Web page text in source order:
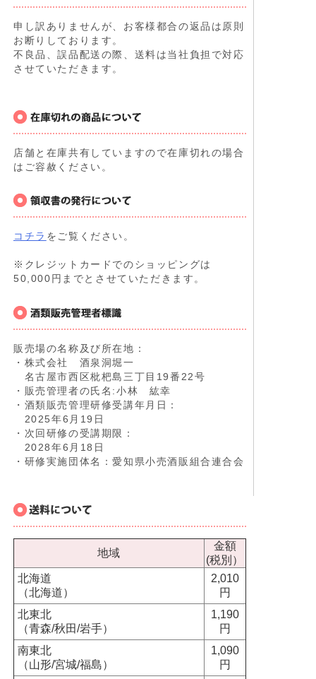
申し訳ありませんが、お客様都合の返品は原則
お断りしております。
不良品、誤品配送の際、送料は当社負担で対応
させていただきます。
店舗と在庫共有していますので在庫切れの場合
はご容赦ください。
コチラ をご覧ください。
※クレジットカードでのショッピングは
50,000円までとさせていただきます。
販売場の名称及び所在地：
・株式会社 酒泉洞堀一
名古屋市西区枇杷島三丁目19番22号
・販売管理者の氏名:小林 紘幸
・酒類販売管理研修受講年月日：
2025年6月19日
・次回研修の受講期限：
2028年6月18日
・研修実施団体名：愛知県小売酒販組合連合会
地域
金額
(税別）
北海道
（北海道）
2,010
円
北東北
（青森/秋田/岩手）
1,190
円
南東北
（山形/宮城/福島）
1,090
円